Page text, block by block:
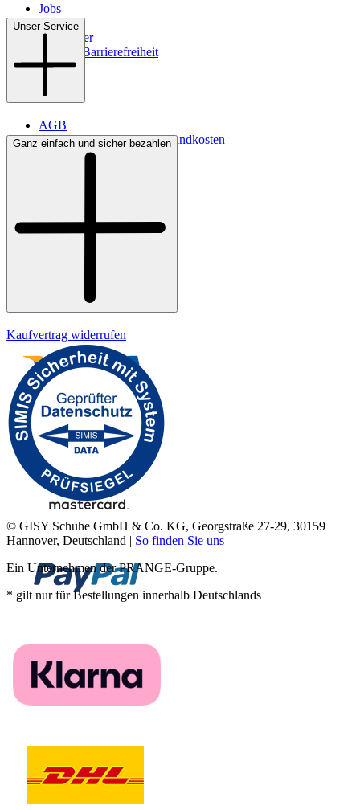
Jobs
Filialen
Newsletter
Digitale Barrierefreiheit
Unser Service
AGB
Lieferbedingungen & Versandkosten
Bezahlung
Ganz einfach und sicher bezahlen
Kaufvertrag widerrufen
© GISY Schuhe GmbH & Co. KG, Georgstraße 27-29, 30159
Hannover, Deutschland | So finden Sie uns
Ein Unternehmen der PRANGE-Gruppe.
* gilt nur für Bestellungen innerhalb Deutschlands